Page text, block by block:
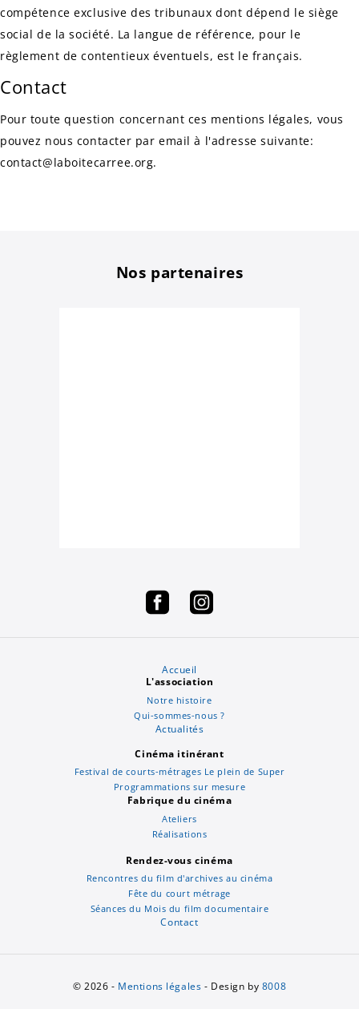
compétence exclusive des tribunaux dont dépend le siège
social de la société. La langue de référence, pour le
règlement de contentieux éventuels, est le français.
Contact
Pour toute question concernant ces mentions légales, vous
pouvez nous contacter par email à l'adresse suivante:
contact@laboitecarree.org.
Nos partenaires
Accueil
L'association
Notre histoire
Qui-sommes-nous ?
Actualités
Cinéma itinérant
Festival de courts-métrages Le plein de Super
Programmations sur mesure
Fabrique du cinéma
Ateliers
Réalisations
Rendez-vous cinéma
Rencontres du film d'archives au cinéma
Fête du court métrage
Séances du Mois du film documentaire
Contact
© 2026 - Mentions légales - Design by 8008